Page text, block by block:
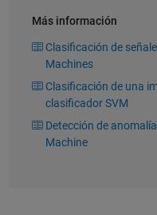
Más información
Clasificación de
Machines
Clasificación de una
clasificador SVM
Detección de
Machine